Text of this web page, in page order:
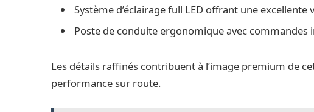
Système d’éclairage full LED offrant une excellente
Poste de conduite ergonomique avec commandes
Les détails raffinés contribuent à l’image premium de
performance sur route.